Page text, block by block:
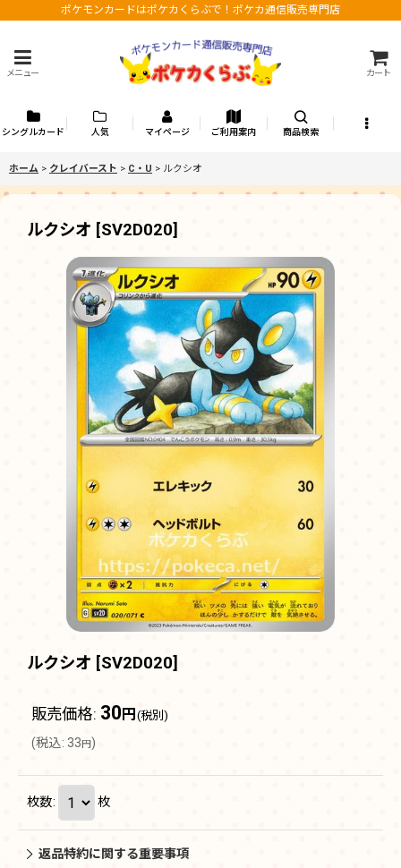
ポケモンカードはポケカくらぶで！ポケカ通信販売専門店
メニュー カート
シングルカード 人気 マイページ ご利用案内 商品検索
ホーム > クレイバースト > C・U > ルクシオ
ルクシオ [SV2D020]
ルクシオ [SV2D020]
販売価格: 30 円 (税別)
(税込: 33 円 )
枚数: 枚
返品特約に関する重要事項